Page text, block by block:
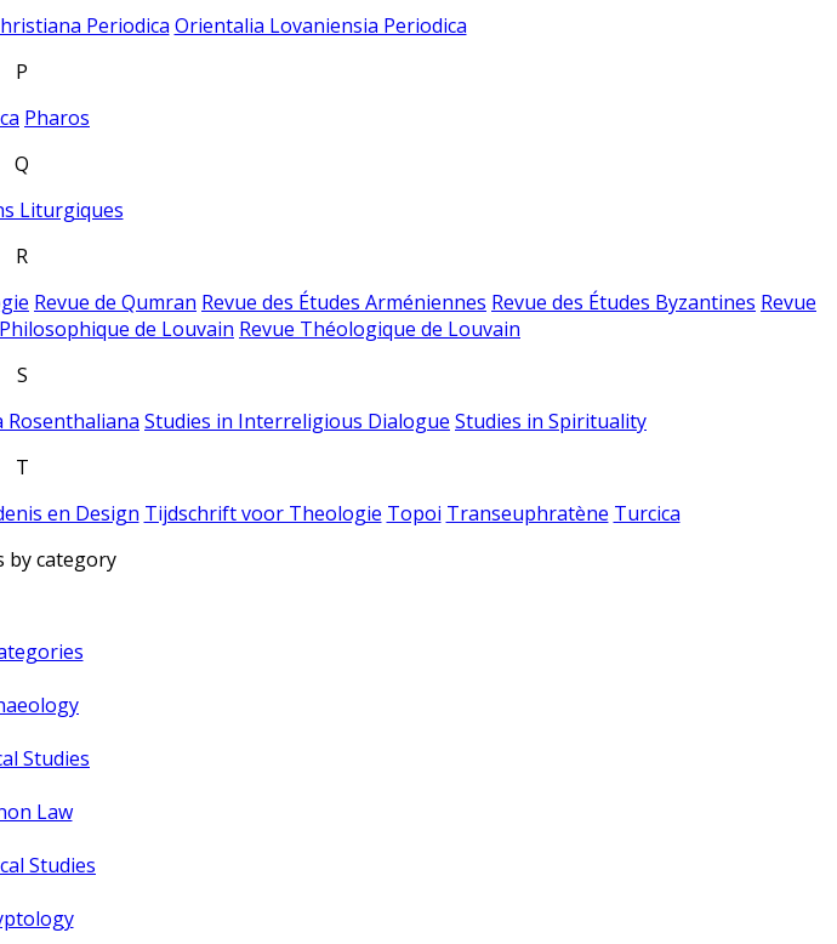
Periodica Orientalia Lovaniensia Periodica
P
Pharos
Q
Liturgiques
R
Revue de Qumran Revue des Études Arméniennes Revue des Études Byzantines Revue
de Louvain Revue Théologique de Louvain
S
Rosenthaliana Studies in Interreligious Dialogue Studies in Spirituality
T
en Design Tijdschrift voor Theologie Topoi Transeuphratène Turcica
by category
Studies
Law
Studies